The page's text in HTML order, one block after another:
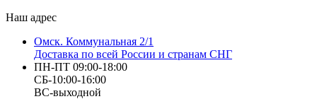
Наш адрес
Омск. Коммунальная 2/1
Доставка по всей России и странам СНГ
ПН-ПТ 09:00-18:00
СБ-10:00-16:00
ВС-выходной